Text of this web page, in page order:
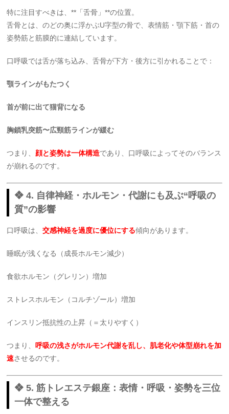
特に注目すべきは、**「舌骨」**の位置。
舌骨とは、のどの奥に浮かぶU字型の骨で、表情筋・顎下筋・首の
姿勢筋と筋膜的に連結しています。
口呼吸では舌が落ち込み、舌骨が下方・後方に引かれることで：
顎ラインがもたつく
首が前に出て猫背になる
胸鎖乳突筋〜広頸筋ラインが緩む
つまり、 顔と姿勢は一体構造であり、口呼吸によってそのバランス
が崩れるのです。
❖ 4. 自律神経・ホルモン・代謝にも及ぶ“呼吸の
質”の影響
口呼吸は、交感神経を過度に優位にする傾向があります。
睡眠が浅くなる（成長ホルモン減少）
食欲ホルモン（グレリン）増加
ストレスホルモン（コルチゾール）増加
インスリン抵抗性の上昇（＝太りやすく）
つまり、呼吸の浅さがホルモン代謝を乱し、肌老化や体型崩れを加
速させるのです。
❖ 5. 筋トレエステ銀座：表情・呼吸・姿勢を三位
一体で整える